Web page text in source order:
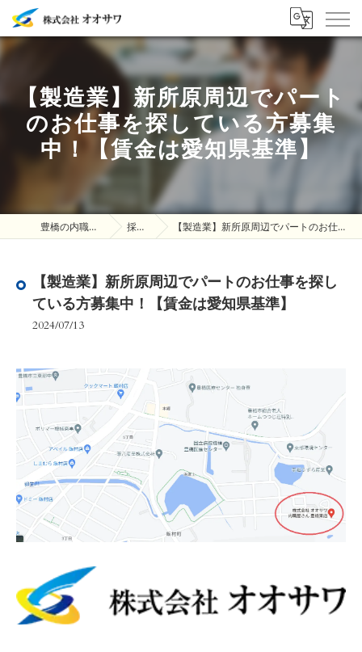
【製造業】新所原周辺でパート
のお仕事を探している方募集
中！【賃金は愛知県基準】
豊橋の内職は株式会社オオサワ 採用ブログ 【製造業】新所原周辺でパートのお仕事を探している方募集中！【賃金は愛知県基準】
【製造業】新所原周辺でパートのお仕事を探し
ている方募集中！【賃金は愛知県基準】
2024/07/13